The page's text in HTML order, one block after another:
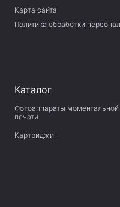
Карта сайта
Политика обработки
Каталог
Фотоаппараты моментальной
печати
Картриджи